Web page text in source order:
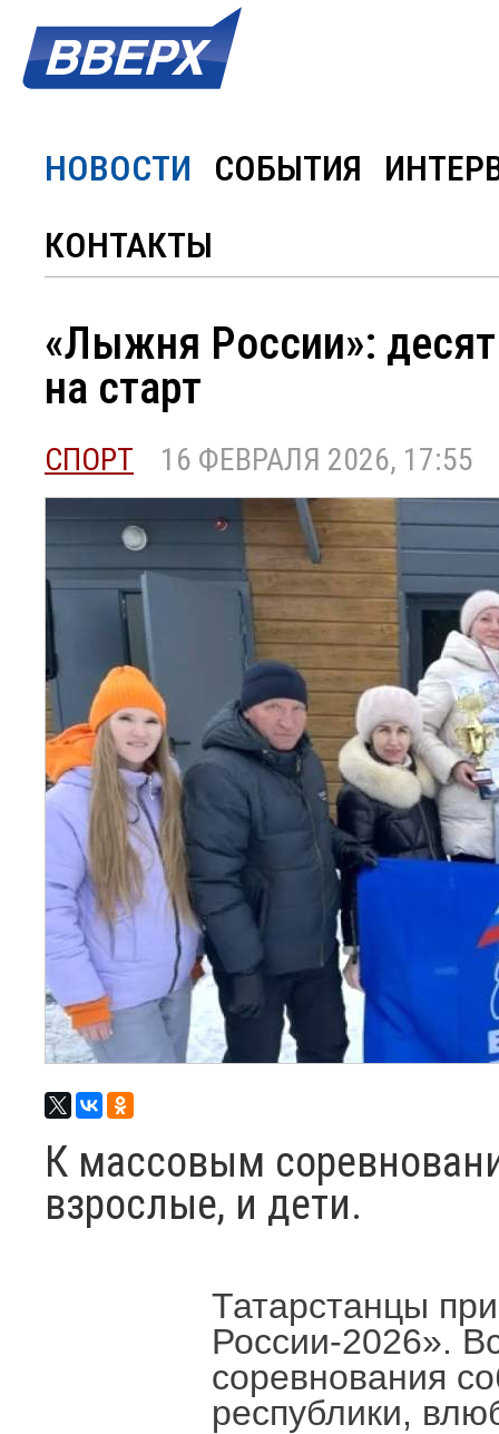
НОВОСТИ СОБЫТИЯ
КОНТАКТЫ
«Лыжня России»:
на старт
СПОРТ 16 ФЕВРАЛЯ 2026, 17:55
К массовым
взрослые, и дети.
Татарстанцы
России-2026».
соревнования
республики,